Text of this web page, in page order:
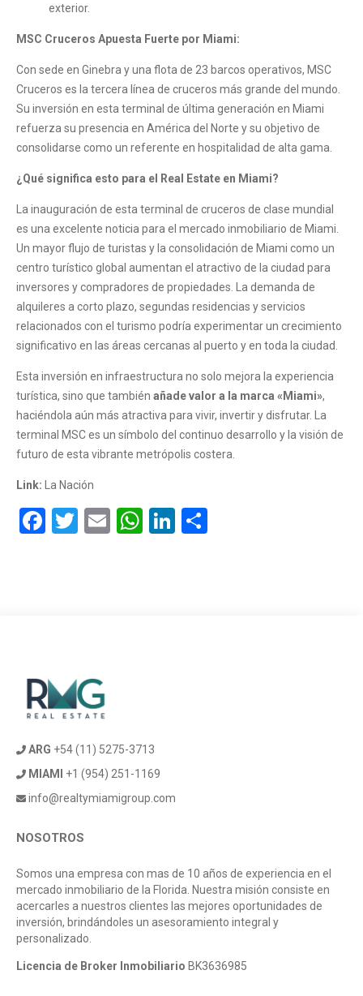
exterior.
MSC Cruceros Apuesta Fuerte por Miami:
Con sede en Ginebra y una flota de 23 barcos operativos, MSC
Cruceros es la tercera línea de cruceros más grande del mundo.
Su inversión en esta terminal de última generación en Miami
refuerza su presencia en América del Norte y su objetivo de
consolidarse como un referente en hospitalidad de alta gama.
¿Qué significa esto para el Real Estate en Miami?
La inauguración de esta terminal de cruceros de clase mundial
es una excelente noticia para el mercado inmobiliario de Miami.
Un mayor flujo de turistas y la consolidación de Miami como un
centro turístico global aumentan el atractivo de la ciudad para
inversores y compradores de propiedades. La demanda de
alquileres a corto plazo, segundas residencias y servicios
relacionados con el turismo podría experimentar un crecimiento
significativo en las áreas cercanas al puerto y en toda la ciudad.
Esta inversión en infraestructura no solo mejora la experiencia
turística, sino que también añade valor a la marca «Miami»,
haciéndola aún más atractiva para vivir, invertir y disfrutar. La
terminal MSC es un símbolo del continuo desarrollo y la visión de
futuro de esta vibrante metrópolis costera.
Link: La Nación
Facebook
Twitter
EmailWhatsApp
LinkedIn
ARG +54 (11) 5275-3713
MIAMI
+1 (954) 251-1169
info@realtymiamigroup.com
NOSOTROS
Somos una empresa con mas de 10 años de experiencia en el
mercado inmobiliario de la Florida. Nuestra misión consiste en
acercarles a nuestros clientes las mejores oportunidades de
inversión, brindándoles un asesoramiento integral y
personalizado.
Licencia de Broker Inmobiliario BK3636985